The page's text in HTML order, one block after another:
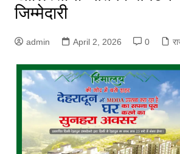
जिम्मेदारी
admin April 2, 2026 0